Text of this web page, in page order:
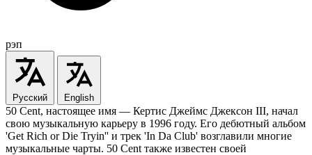
рэп
Русский English
50 Cent, настоящее имя — Кертис Джеймс Джексон III, начал
свою музыкальную карьеру в 1996 году. Его дебютный альбом
'Get Rich or Die Tryin'' и трек 'In Da Club' возглавили многие
музыкальные чарты. 50 Cent также известен своей